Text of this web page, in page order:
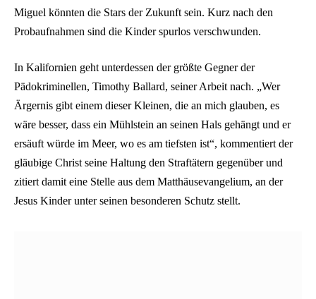
Miguel könnten die Stars der Zukunft sein. Kurz nach den
Probaufnahmen sind die Kinder spurlos verschwunden.
In Kalifornien geht unterdessen der größte Gegner der
Pädokriminellen, Timothy Ballard, seiner Arbeit nach. „Wer
Ärgernis gibt einem dieser Kleinen, die an mich glauben, es
wäre besser, dass ein Mühlstein an seinen Hals gehängt und er
ersäuft würde im Meer, wo es am tiefsten ist“, kommentiert der
gläubige Christ seine Haltung den Straftätern gegenüber und
zitiert damit eine Stelle aus dem Matthäusevangelium, an der
Jesus Kinder unter seinen besonderen Schutz stellt.